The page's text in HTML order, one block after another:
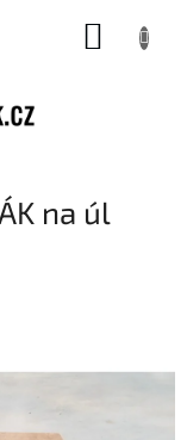
na úl